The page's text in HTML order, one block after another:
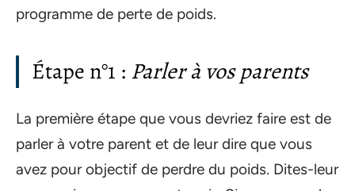
programme de perte de poids.
Étape n°1 : Parler à vos parents
La première étape que vous devriez faire est de
parler à votre parent et de leur dire que vous
avez pour objectif de perdre du poids. Dites-leur